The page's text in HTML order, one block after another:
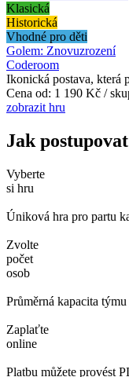
Klasická
Historická
Vhodné pro děti
Golem: Znovuzrození
Coderoom
Ikonická postava, která
Cena od: 1 190 Kč /
zobrazit hru
Jak postupovat
Vyberte
si hru
Úniková hra pro partu
Zvolte
počet
osob
Průměrná kapacita
Zaplaťte
online
Platbu můžete provést